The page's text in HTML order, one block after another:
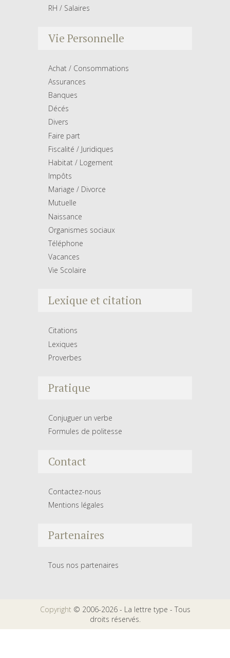
RH / Salaires
Vie Personnelle
Achat / Consommations
Assurances
Banques
Décés
Divers
Faire part
Fiscalité / Juridiques
Habitat / Logement
Impôts
Mariage / Divorce
Mutuelle
Naissance
Organismes sociaux
Téléphone
Vacances
Vie Scolaire
Lexique et citation
Citations
Lexiques
Proverbes
Pratique
Conjuguer un verbe
Formules de politesse
Contact
Contactez-nous
Mentions légales
Partenaires
Tous nos partenaires
Copyright © 2006-2026 - La lettre type - Tous
droits réservés.